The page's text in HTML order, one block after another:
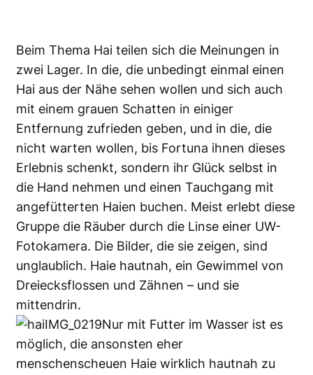
Beim Thema Hai teilen sich die Meinungen in
zwei Lager. In die, die unbedingt einmal einen
Hai aus der Nähe sehen wollen und sich auch
mit einem grauen Schatten in einiger
Entfernung zufrieden geben, und in die, die
nicht warten wollen, bis Fortuna ihnen dieses
Erlebnis schenkt, sondern ihr Glück selbst in
die Hand nehmen und einen Tauchgang mit
angefütterten Haien buchen. Meist erlebt diese
Gruppe die Räuber durch die Linse einer UW-
Fotokamera. Die Bilder, die sie zeigen, sind
unglaublich. Haie hautnah, ein Gewimmel von
Dreiecksflossen und Zähnen – und sie
mittendrin.
Nur mit Futter im Wasser ist es
möglich, die ansonsten eher
menschenscheuen Haie wirklich hautnah zu